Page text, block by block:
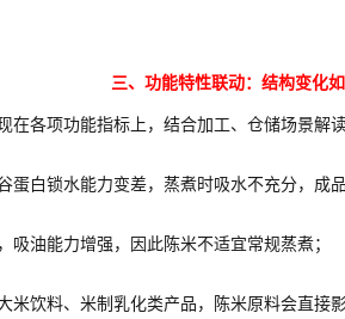
三、功能特性联动：结构变化
在各项功能指标上，结合加工、仓储场景解读
蛋白锁水能力变差，蒸煮时吸水不充分，成
吸油能力增强，因此陈米不适宜常规蒸煮；
米饮料、米制乳化类产品，陈米原料会直接